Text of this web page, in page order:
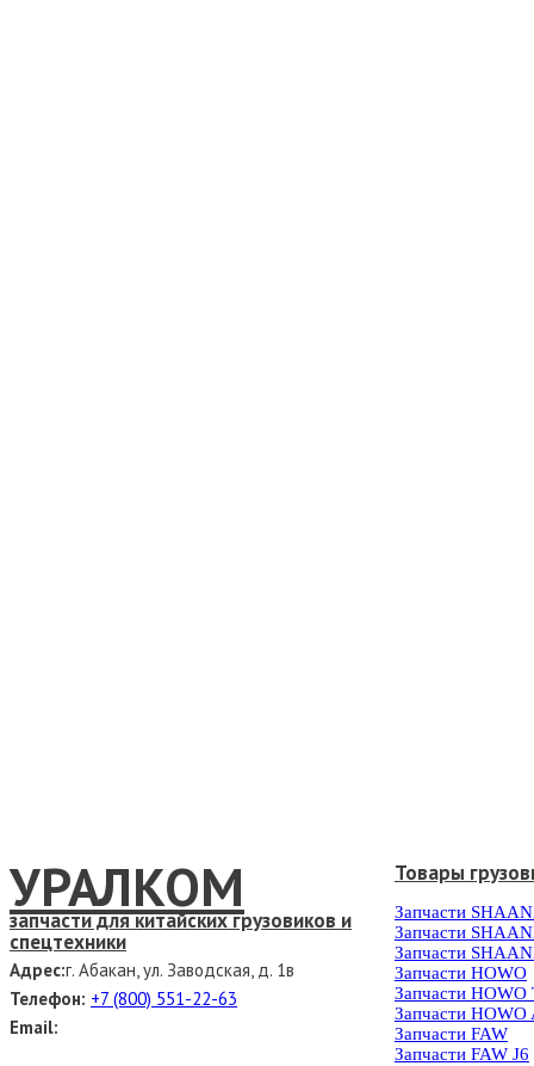
УРАЛКОМ
запчасти для китайских грузовиков и
спецтехники
Адрес:г. Абакан, ул. Заводская, д. 1в
Телефон: +7 (800) 551-22-63
Email:
Товары
Запчасти
Запчасти
Запчасти
Запчасти HOWO
Запчасти HOWO
Запчасти HOWO
Запчасти FAW
Запчасти FAW J6